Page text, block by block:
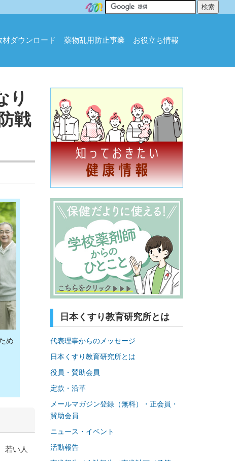
材ダウンロード 薬物乱用防止事業 お役立ち情報
り
戦
め
若い人
日本くすり教育研究所とは
代表理事からのメッセージ
日本くすり教育研究所とは
役員・賛助会員
定款・沿革
メールマガジン登録（無料）・正会員・
賛助会員
ニュース・イベント
活動報告